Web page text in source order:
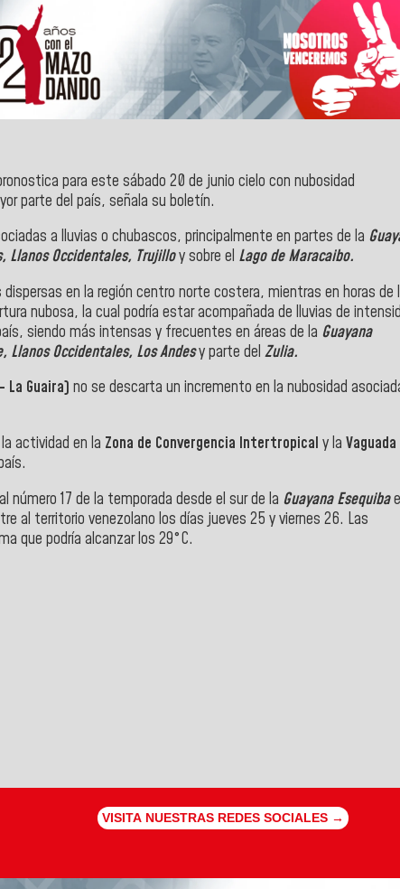
para este sábado 20 de junio cielo con nubosidad
parte del país, señala su boletín.
a lluvias o chubascos, principalmente en partes de la
Llanos Occidentales, Trujilloy sobre el Lago de Maracaibo.
en la región centro norte costera, mientras en horas de
nubosa, la cual podría estar acompañada de lluvias de
siendo más intensas y frecuentes en áreas de la Guayana
Llanos Occidentales, Los Andesy parte del Zulia.
La Guaira) no se descarta un incremento en la nubosidad
actividad en la Zona de Convergencia Intertropical y la Vaguada
número 17 de la temporada desde el sur de la Guayana Esequiba
al territorio venezolano los días jueves 25 y viernes 26. Las
que podría alcanzar los 29°C.
VISITA NUESTRAS REDES SOCIALES →